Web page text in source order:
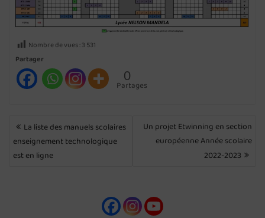
Nombre de vues :3 531
Partager
0
Partages
NAVIGATION
DE
L’ARTICLE
La liste des manuels scolaires
enseignement technologique
est en ligne
Un projet Etwinning en section
européenne Année scolaire
2022-2023